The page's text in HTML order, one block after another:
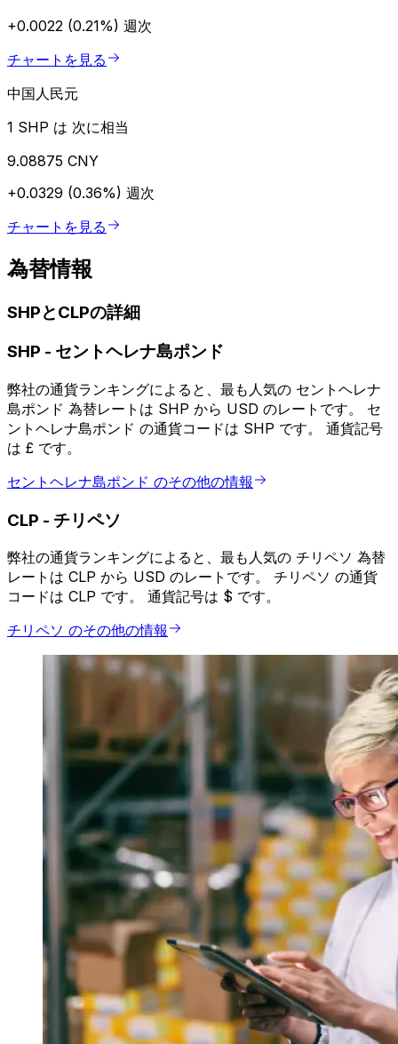
+0.0022 (0.21%) 週次
チャートを見る
中国人民元
1 SHP は 次に相当
9.08875 CNY
+0.0329 (0.36%) 週次
チャートを見る
為替情報
SHPとCLPの詳細
SHP - セントヘレナ島ポンド
弊社の通貨ランキングによると、最も人気の セントヘレナ
島ポンド 為替レートは SHP から USD のレートです。 セ
ントヘレナ島ポンド の通貨コードは SHP です。 通貨記号
は £ です。
セントヘレナ島ポンド のその他の情報
CLP - チリペソ
弊社の通貨ランキングによると、最も人気の チリペソ 為替
レートは CLP から USD のレートです。 チリペソ の通貨
コードは CLP です。 通貨記号は $ です。
チリペソ のその他の情報